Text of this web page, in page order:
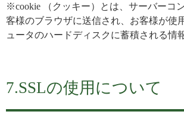
※cookie （クッキー）とは、サーバーコ
客様のブラウザに送信され、お客様が使
ュータのハードディスクに蓄積される情
7.SSLの使用について